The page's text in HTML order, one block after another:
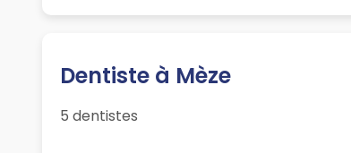
Dentiste à Mèze
5 dentistes